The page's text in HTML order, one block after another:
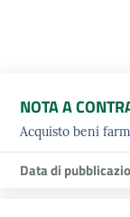
NOTA A
Acquisto beni
Data di